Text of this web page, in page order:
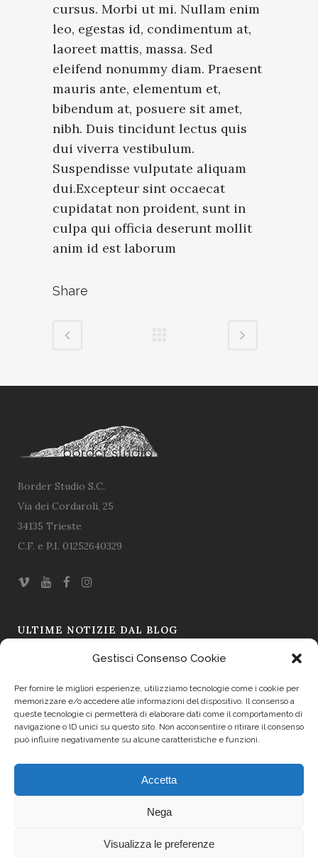
Gestisci Consenso Cookie
Per fornire le migliori esperienze, utilizziamo tecnologie come i cookie per
memorizzare e/o accedere alle informazioni del dispositivo. Il consenso a
queste tecnologie ci permetterà di elaborare dati come il comportamento di
navigazione o ID unici su questo sito. Non acconsentire o ritirare il consenso
può influire negativamente su alcune caratteristiche e funzioni.
Accetta
Nega
Visualizza le preferenze
cursus. Morbi ut mi. Nullam enim
leo, egestas id, condimentum at,
laoreet mattis, massa. Sed
eleifend nonummy diam. Praesent
mauris ante, elementum et,
bibendum at, posuere sit amet,
nibh. Duis tincidunt lectus quis
dui viverra vestibulum.
Suspendisse vulputate aliquam
dui.Excepteur sint occaecat
cupidatat non proident, sunt in
culpa qui officia deserunt mollit
anim id est laborum
Share
Border Studio S.C.
Via dei Cordaroli, 25
34135 Trieste
C.F. e P.I. 01252640329
ULTIME NOTIZIE DAL BLOG
Omaggio a Ugo Borsatti – L’immagine come testimonianza
Il Sapore si Fa Racconto: La Prima Asta dei Formaggi a Friuli
Doc 2025
Trasparenza